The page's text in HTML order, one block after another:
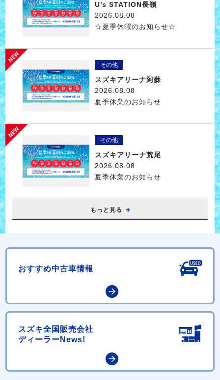
U’s STATION長嶺
2026.08.08
☆夏季休暇のお知らせ☆
その他
スズキアリーナ阿蘇
2026.08.08
夏季休業のお知らせ
その他
スズキアリーナ荒尾
2026.08.08
夏季休業のお知らせ
もっと見る
おすすめ中古車情報
スズキ全国販売会社
ディーラーNews!